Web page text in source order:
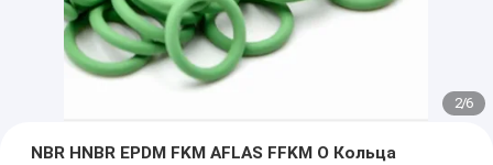
2/6
NBR HNBR EPDM FKM AFLAS FFKM O Кольца